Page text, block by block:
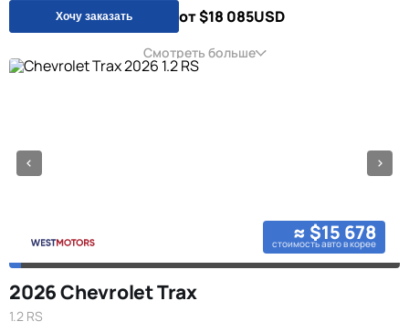
Хочу заказать от $18 085USD
Смотреть больше
≈ $15 678
стоимость авто в корее
2026 Chevrolet Trax
1.2 RS